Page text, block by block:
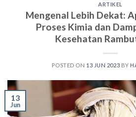
ARTIKEL
Mengenal Lebih Dekat:
Proses Kimia dan
Kesehatan
POSTED ON 13 JUN 2023 BY
13
Jun